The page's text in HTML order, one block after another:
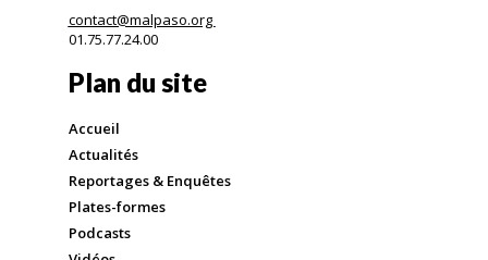
contact@malpaso.org
01.75.77.24.00
Plan du site
Accueil
Actualités
Reportages & Enquêtes
Plates-formes
Podcasts